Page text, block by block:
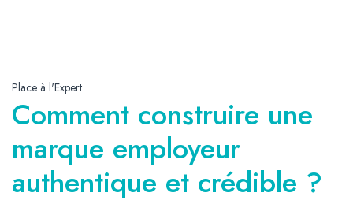
Place à l'Expert
Comment construire une
marque employeur
authentique et crédible ?